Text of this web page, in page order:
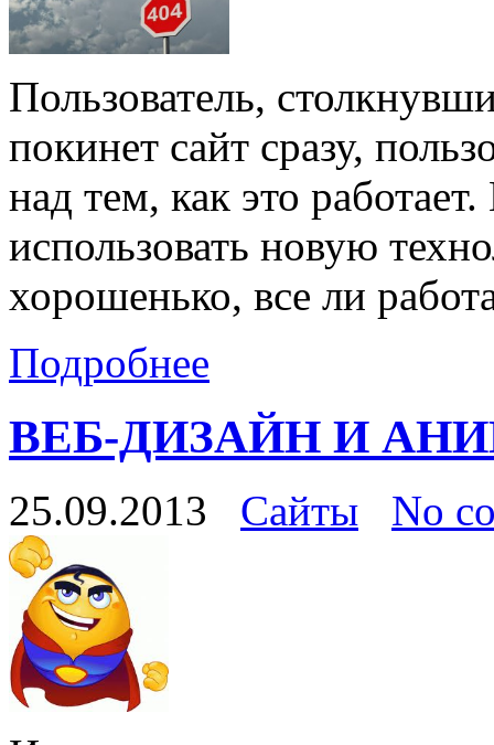
Пользователь,
покинет сайт сразу,
над тем, как это
использовать новую
хорошенько, все ли
Подробнее
ВЕБ-ДИЗАЙН И
25.09.2013 Сайты No